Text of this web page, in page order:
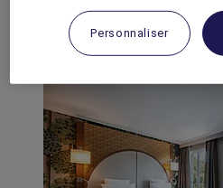
Ile-de-France
YVELINES
Poissy
Personnaliser